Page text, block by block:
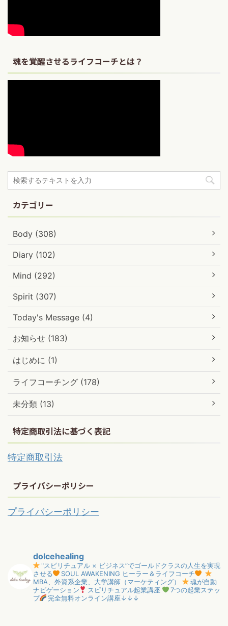
魂を覚醒させるライフコーチとは？
カテゴリー
Body (308)
Diary (102)
Mind (292)
Spirit (307)
Today's Message (4)
お知らせ (183)
はじめに (1)
ライフコーチング (178)
未分類 (13)
特定商取引法に基づく表記
特定商取引法
プライバシーポリシー
プライバシーポリシー
dolcehealing
"スピリチュアル × ビジネス”でゴールドクラスの人生を実現
させる
SOUL AWAKENING ヒーラー＆ライフコーチ
MBA、外資系企業、大学講師（マーケティング）
魂が自動
ナビゲーション
スピリチュアル起業講座
7つの起業ステッ
プ
完全無料オンライン講座↓↓↓